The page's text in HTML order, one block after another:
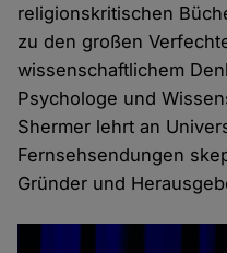
religionskritischen
zu den großen
wissenschaftlichem
Psychologe und
Shermer lehrt an
Fernsehsendungen
Gründer und